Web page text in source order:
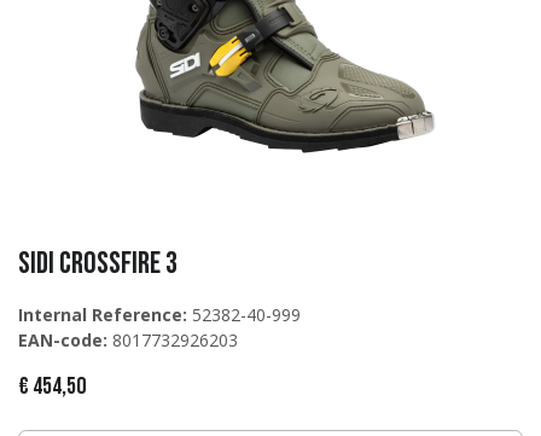
Sidi Crossfire 3
Internal Reference: 52382-40-999
EAN-code: 8017732926203
€ 454,50